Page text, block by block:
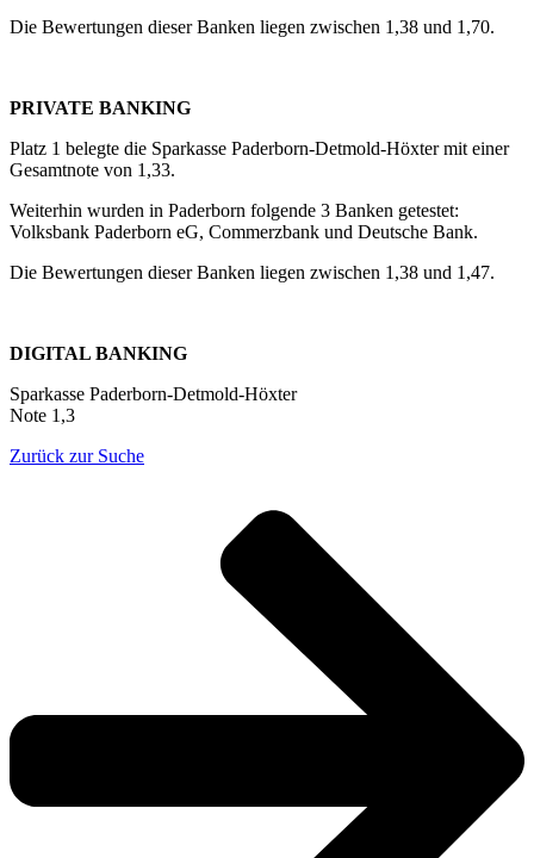
Die Bewertungen dieser Banken liegen zwischen 1,38 und 1,70.
PRIVATE BANKING
Platz 1 belegte die Sparkasse Paderborn-Detmold-Höxter mit einer
Gesamtnote von 1,33.
Weiterhin wurden in Paderborn folgende 3 Banken getestet:
Volksbank Paderborn eG, Commerzbank und Deutsche Bank.
Die Bewertungen dieser Banken liegen zwischen 1,38 und 1,47.
DIGITAL BANKING
Sparkasse Paderborn-Detmold-Höxter
Note 1,3
Zurück zur Suche